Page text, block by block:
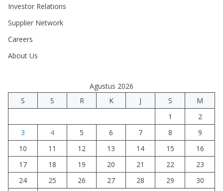
Investor Relations
Supplier Network
Careers
About Us
Agustus 2026
S
S R K J S
M
1
2
3
4 5 6 7 8
9
10
11 12 13 14 15
16
17
18 19 20 21 22
23
24
25 26 27 28 29
30